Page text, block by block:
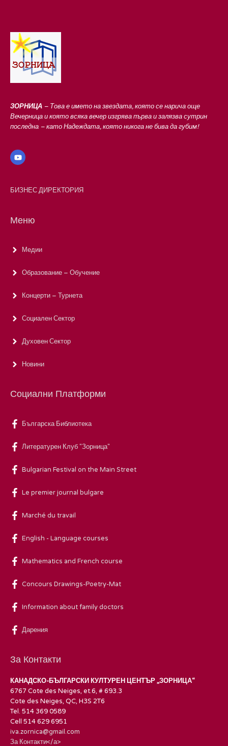
ЗОРНИЦА – Това е името на звездата, която се нарича още
Вечерница и която всяка вечер изгрява първа и залязва сутрин
последна – като Надеждата, която никога не бива да губим!
БИЗНЕС ДИРЕКТОРИЯ
Меню
Медии
Образование – Обучение
Концерти – Турнета
Социален Сектор
Духовен Сектор
Новини
Социални Платформи
Българска Библиотека
Литературен Клуб "Зорница"
Bulgarian Festival on the Main Street
Le premier journal bulgare
Marché du travail
English - Language courses
Mathematics and French course
Concours Drawings-Poetry-Mat
Information about family doctors
Дарения
За Контакти
КАНАДСКО-БЪЛГАРСКИ КУЛТУРЕН ЦЕНТЪР „ЗОРНИЦА“
6767 Cote des Neiges, et.6, # 693.3
Cote des Neiges, QC, H3S 2T6
Tel. 514 369 0589
Cell 514 629 6951
iva.zornica@gmail.com
За Контакти</а>